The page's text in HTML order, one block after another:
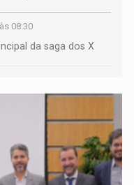
08:30
da saga dos X